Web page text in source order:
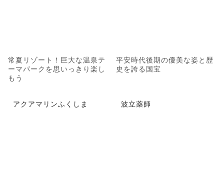
常夏リゾート！巨大な温泉テ
ーマパークを思いっきり楽し
もう
平安時代後期の優美な姿と歴
史を誇る国宝
アクアマリンふくしま 波立薬師